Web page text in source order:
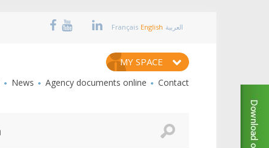
Français English العربية
MY SPACE
News Agency documents online Contact